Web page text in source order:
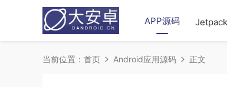
APP源码 Jetpack
当前位置： 首页 Android应用源码 正文